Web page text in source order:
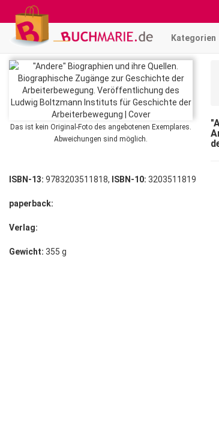
Kategorien
Das ist kein Original-Foto des angebotenen Exemplares.
Abweichungen sind möglich.
ISBN-13: 9783203511818, ISBN-10: 3203511819
paperback:
Verlag:
Gewicht: 355 g